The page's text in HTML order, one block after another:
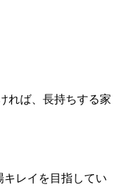
れば、長持ちする家
レイを目指してい